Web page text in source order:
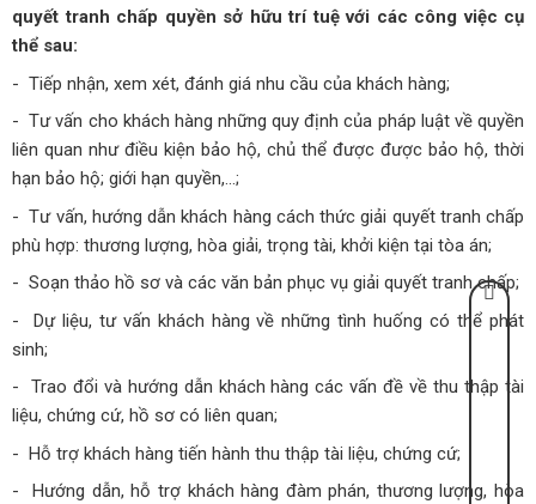
quyết tranh chấp quyền sở hữu trí tuệ với các công việc cụ
thể sau:
- Tiếp nhận, xem xét, đánh giá nhu cầu của khách hàng;
- Tư vấn cho khách hàng những quy định của pháp luật về quyền
liên quan như điều kiện bảo hộ, chủ thể được được bảo hộ, thời
hạn bảo hộ; giới hạn quyền,...;
- Tư vấn, hướng dẫn khách hàng cách thức giải quyết tranh chấp
phù hợp: thương lượng, hòa giải, trọng tài, khởi kiện tại tòa án;
- Soạn thảo hồ sơ và các văn bản phục vụ giải quyết tranh chấp;
- Dự liệu, tư vấn khách hàng về những tình huống có thể phát
sinh;
- Trao đổi và hướng dẫn khách hàng các vấn đề về thu thập tài
liệu, chứng cứ, hồ sơ có liên quan;
- Hỗ trợ khách hàng tiến hành thu thập tài liệu, chứng cứ;
- Hướng dẫn, hỗ trợ khách hàng đàm phán, thương lượng, hòa